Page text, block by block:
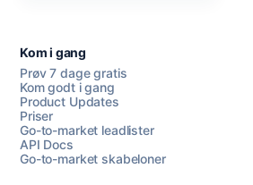
Kom i gang
Prøv 7 dage gratis
Kom godt i gang
Product Updates
Priser
Go-to-market leadlister
API Docs
Go-to-market skabeloner